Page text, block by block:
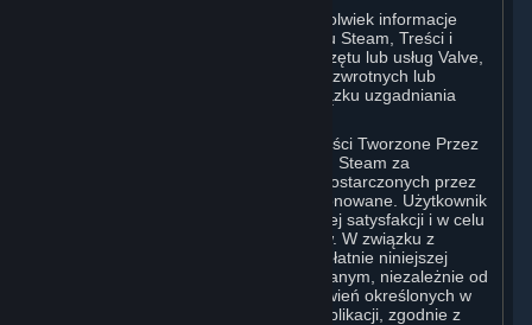
Jeśli Użytkownik przekaże Valve jakiekolwiek informacje
zwrotne lub sugestie dotyczące serwisu Steam, Treści i
Usług lub jakichkolwiek produktów, Sprzętu lub usług Valve,
Valve może korzystać z tych informacji zwrotnych lub
sugestii w dowolny sposób, bez obowiązku uzgadniania
Użytkownik wyraża zgodę na to, że Treści Tworzone Przez
Użytkownika, które przesyła do serwisu Steam za
pośrednictwem interfejsów i narzędzi dostarczonych przez
Valve, będą w znacznym stopniu eksponowane. Użytkownik
potwierdza, że udostępnia je dla własnej satysfakcji i w celu
zdobycia uznania innych Użytkowników. W związku z
powyższym, Użytkownik udziela nieodpłatnie niniejszej
licencji Valve i podmiotom z nią powiązanym, niezależnie od
wszelkich innych odmiennych postanowień określonych w
Warunkach Korzystania z Konkretnej Aplikacji, zgodnie z